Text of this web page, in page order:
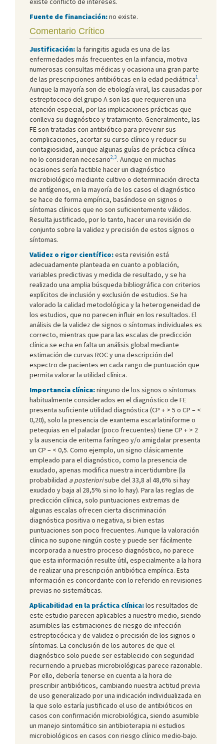
Fuente de financiación:no existe.
Comentario Crítico
Justificación:la faringitis aguda es una de las
enfermedades más frecuentes en la infancia, motiva
numerosas consultas médicas y ocasiona una gran parte
de las prescripciones antibióticas en la edad pediátrica1.
Aunque la mayoría son de etiología viral, las causadas por
estreptococo del grupo A son las que requieren una
atención especial, por las implicaciones prácticas que
conlleva su diagnóstico y tratamiento. Generalmente, las
FE son tratadas con antibiótico para prevenir sus
complicaciones, acortar su curso clínico y reducir su
contagiosidad, aunque algunas guías de práctica clínica
no lo consideran necesario2,3. Aunque en muchas
ocasiones sería factible hacer un diagnóstico
microbiológico mediante cultivo o determinación directa
de antígenos, en la mayoría de los casos el diagnóstico
se hace de forma empírica, basándose en signos o
síntomas clínicos que no son suficientemente válidos.
Resulta justificado, por lo tanto, hacer una revisión de
conjunto sobre la validez y precisión de estos sígnos o
síntomas.
Validez o rigor científico:esta revisión está
adecuadamente planteada en cuanto a población,
variables predictivas y medida de resultado, y se ha
realizado una amplia búsqueda bibliográfica con criterios
explícitos de inclusión y exclusión de estudios. Se ha
valorado la calidad metodológica y la heterogeneidad de
los estudios, que no parecen influir en los resultados. El
análisis de la validez de signos o síntomas individuales es
correcto, mientras que para las escalas de predicción
clínica se echa en falta un análisis global mediante
estimación de curvas ROC y una descripción del
espectro de pacientes en cada rango de puntuación que
permita valorar la utilidad clínica.
Importancia clínica:ninguno de los signos o síntomas
habitualmente considerados en el diagnóstico de FE
presenta suficiente utilidad diagnóstica (CP + > 5 o CP – <
0,20), solo la presencia de exantema escarlatiniforme o
petequias en el paladar (poco frecuentes) tiene CP + > 2
y la ausencia de eritema faríngeo y/o amigdalar presenta
un CP – < 0,5. Como ejemplo, un signo clásicamente
empleado para el diagnóstico, como la presencia de
exudado, apenas modifica nuestra incertidumbre (la
probabilidad a posteriorisube del 33,8 al 48,6% si hay
exudado y baja al 28,5% si no lo hay). Para las reglas de
predicción clínica, solo puntuaciones extremas de
algunas escalas ofrecen cierta discriminación
diagnóstica positiva o negativa, si bien estas
puntuaciones son poco frecuentes. Aunque la valoración
clínica no supone ningún coste y puede ser fácilmente
incorporada a nuestro proceso diagnóstico, no parece
que esta información resulte útil, especialmente a la hora
de realizar una prescripción antibiótica empírica. Esta
información es concordante con lo referido en revisiones
previas no sistemáticas.
Aplicabilidad en la práctica clínica:los resultados de
este estudio parecen aplicables a nuestro medio, siendo
asumibles las estimaciones de riesgo de infección
estreptocócica y de validez o precisión de los signos o
síntomas. La conclusión de los autores de que el
diagnóstico solo puede ser establecido con seguridad
recurriendo a pruebas microbiológicas parece razonable.
Por ello, debería tenerse en cuenta a la hora de
prescribir antibióticos, cambiando nuestra actitud previa
de uso generalizado por una indicación individualizada en
la que solo estaría justificado el uso de antibióticos en
casos con confirmación microbiológica, siendo asumible
un manejo sintomático sin antibioterapia ni estudios
microbiológicos en casos con riesgo clínico medio-bajo.